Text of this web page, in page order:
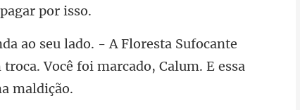
Sufocante
troca. Você foi mar